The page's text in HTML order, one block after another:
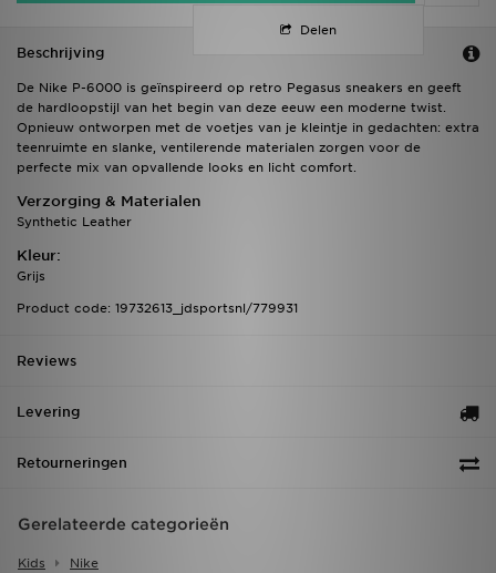
Delen
Beschrijving
De Nike P-6000 is geïnspireerd op retro Pegasus sneakers en geeft
de hardloopstijl van het begin van deze eeuw een moderne twist.
Opnieuw ontworpen met de voetjes van je kleintje in gedachten: extra
teenruimte en slanke, ventilerende materialen zorgen voor de
perfecte mix van opvallende looks en licht comfort.
Verzorging & Materialen
Synthetic Leather
Kleur:
Grijs
Product code: 19732613_jdsportsnl/779931
Reviews
Levering
Retourneringen
Gerelateerde categorieën
Kids Nike